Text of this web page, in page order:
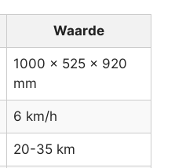
Waarde
1000 × 525 × 920
mm
6 km/h
20-35 km